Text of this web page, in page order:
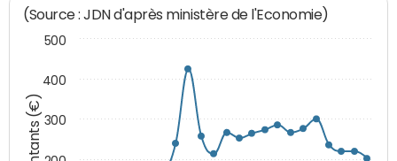
Montants (€)
(Source : JDN d'après ministère de l'Economie)
300
400
500